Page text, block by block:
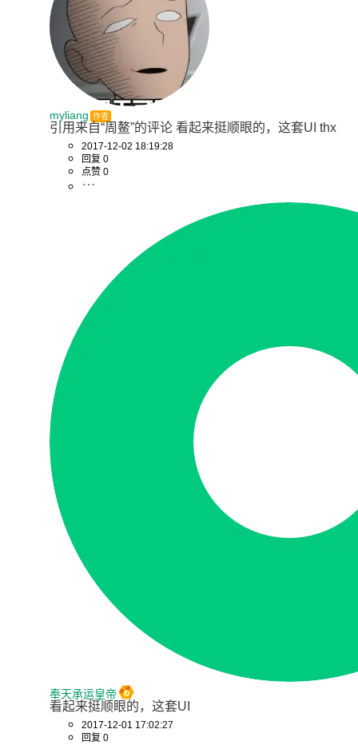
myliang 作者
引用来自“周鳌”的评论 看起来挺顺眼的，这套UI thx
2017-12-02 18:19:28
回复 0
点赞 0
奉天承运皇帝
看起来挺顺眼的，这套UI
2017-12-01 17:02:27
回复 0